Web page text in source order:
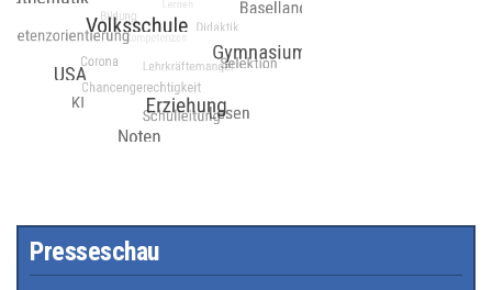
Presseschau